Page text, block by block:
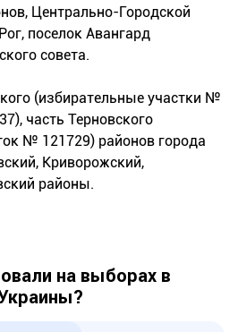
Центрально-Городской
поселок Авангард
совета.
(избирательные участки №
часть Терновского
№ 121729) районов города
Криворожский,
районы.
на выборах в